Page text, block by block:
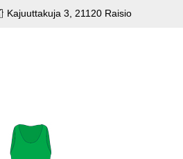
Kajuuttakuja 3, 21120 Raisio